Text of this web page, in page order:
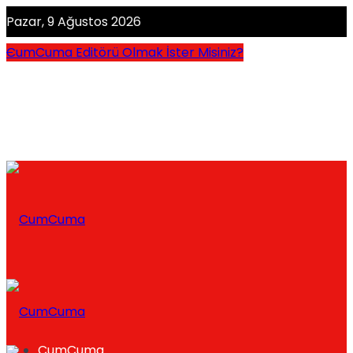
Pazar, 9 Ağustos 2026
CumCuma Editörü Olmak İster Misiniz?